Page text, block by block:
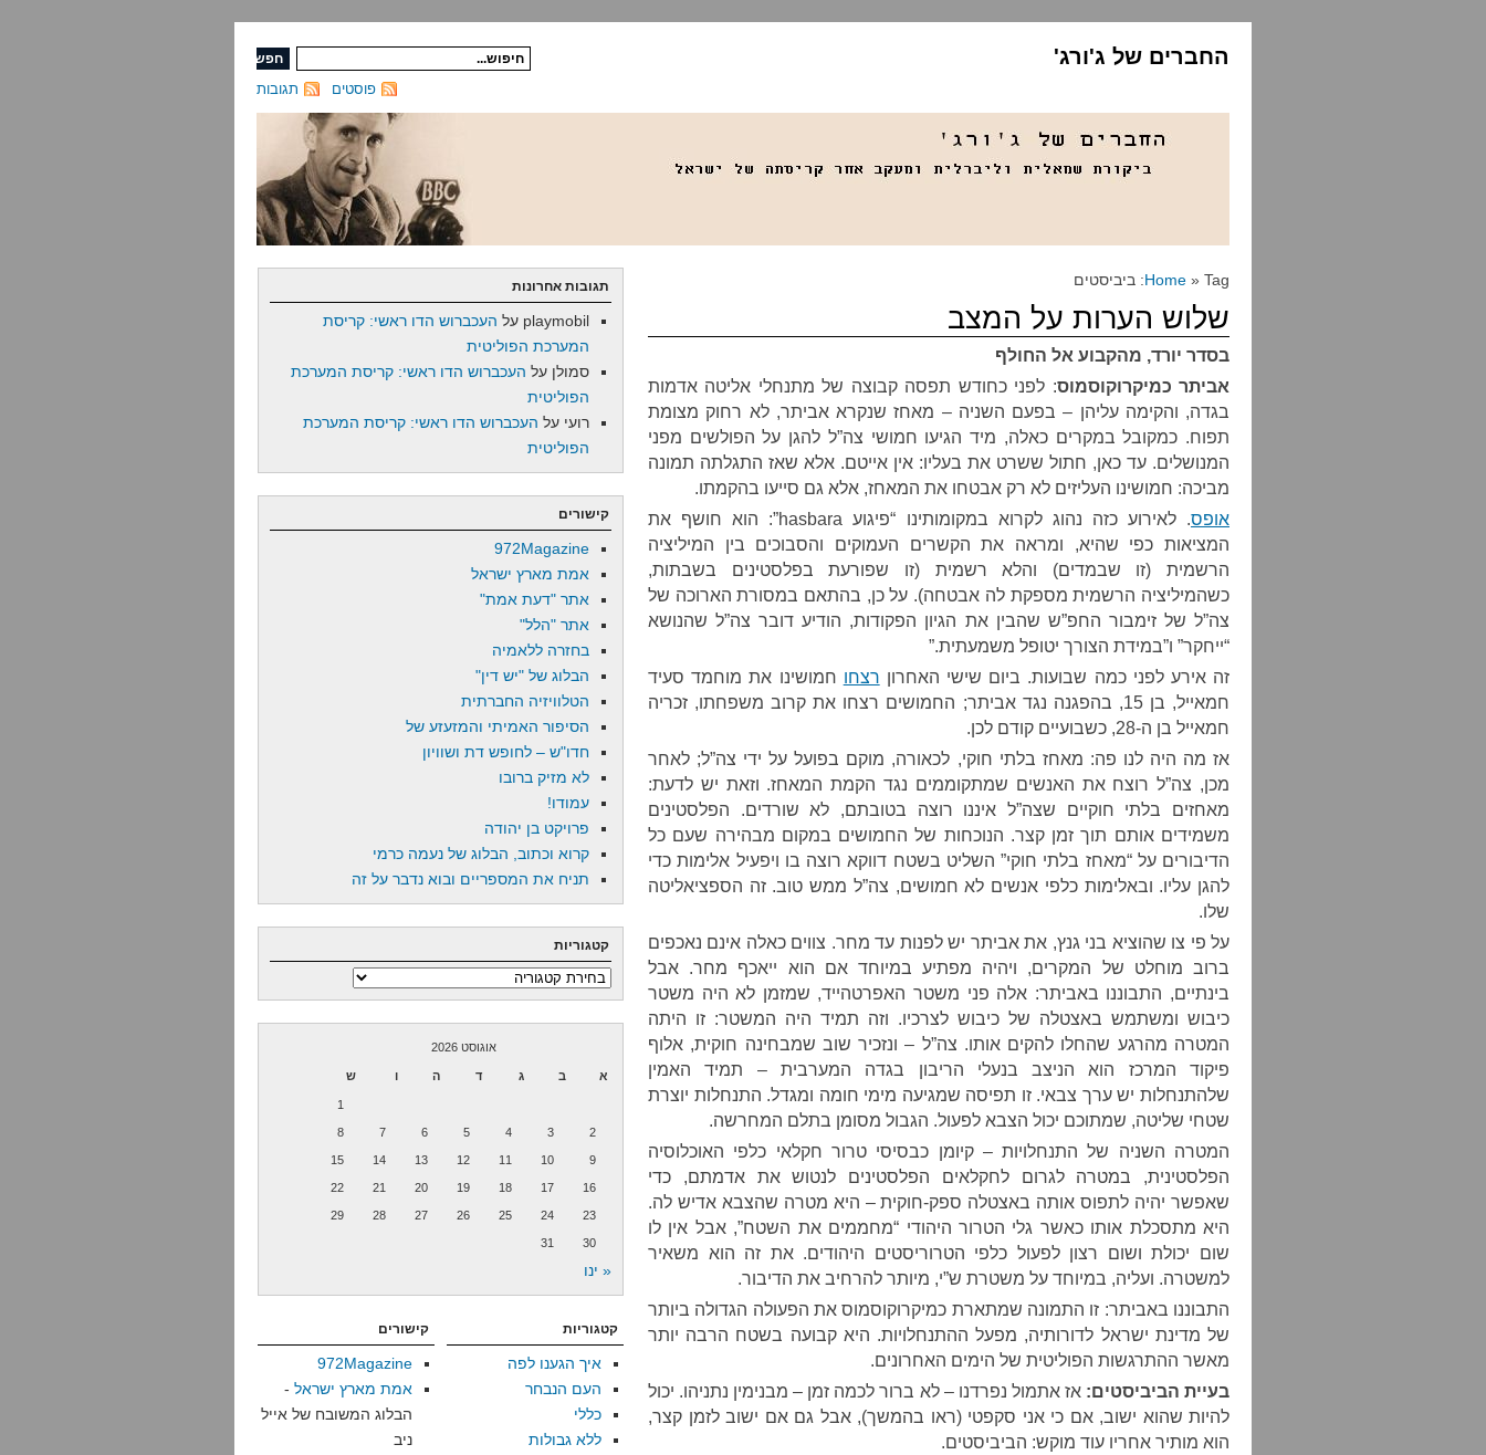
החברים של ג'ורג'
תגובות פוסטים
Home » Tag: ביביסטים
שלוש הערות על המצב
בסדר יורד, מהקבוע אל החולף
אביתר כמיקרוקוסמוס: לפני כחודש תפסה קבוצה של מתנחלי אליטה אדמות
בגדה, והקימה עליהן – בפעם השניה – מאחז שנקרא אביתר, לא רחוק מצומת
תפוח. כמקובל במקרים כאלה, מיד הגיעו חמושי צה”ל להגן על הפולשים מפני
המנושלים. עד כאן, חתול ששרט את בעליו: אין אייטם. אלא שאז התגלתה תמונה
מביכה: חמושינו העליזים לא רק אבטחו את המאחז, אלא גם סייעו בהקמתו.
אופס
. לאירוע כזה נהוג לקרוא במקומותינו “פיגוע hasbara”: הוא חושף את
המציאות כפי שהיא, ומראה את הקשרים העמוקים והסבוכים בין המיליציה
הרשמית (זו שבמדים) והלא רשמית (זו שפורעת בפלסטינים בשבתות,
כשהמיליציה הרשמית מספקת לה אבטחה). על כן, בהתאם במסורת הארוכה של
צה”ל של זימבור החפ”ש שהבין את הגיון הפקודות, הודיע דובר צה”ל שהנושא
“ייחקר” ו”במידת הצורך יטופל משמעתית.”
זה אירע לפני כמה שבועות. ביום שישי האחרון רצחו חמושינו את מוחמד סעיד
חמאייל, בן 15, בהפגנה נגד אביתר; החמושים רצחו את קרוב משפחתו, זכריה
חמאייל בן ה-28, כשבועיים קודם לכן.
אז מה היה לנו פה: מאחז בלתי חוקי, לכאורה, מוקם בפועל על ידי צה”ל; לאחר
מכן, צה”ל רוצח את האנשים שמתקוממים נגד הקמת המאחז. וזאת יש לדעת:
מאחזים בלתי חוקיים שצה”ל איננו רוצה בטובתם, לא שורדים. הפלסטינים
משמידים אותם תוך זמן קצר. הנוכחות של החמושים במקום מבהירה שעם כל
הדיבורים על “מאחז בלתי חוקי” השליט בשטח דווקא רוצה בו ויפעיל אלימות כדי
להגן עליו. ובאלימות כלפי אנשים לא חמושים, צה”ל ממש טוב. זה הספציאליטה
שלו.
על פי צו שהוציא בני גנץ, את אביתר יש לפנות עד מחר. צווים כאלה אינם נאכפים
ברוב מוחלט של המקרים, ויהיה מפתיע במיוחד אם הוא ייאכף מחר. אבל
בינתיים, התבוננו באביתר: אלה פני משטר האפרטהייד, שמזמן לא היה משטר
כיבוש ומשתמש באצטלה של כיבוש לצרכיו. וזה תמיד היה המשטר: זו היתה
המטרה מהרגע שהחלו להקים אותו. צה”ל – ונזכיר שוב שמבחינה חוקית, אלוף
פיקוד המרכז הוא הניצב בנעלי הריבון בגדה המערבית – תמיד האמין
שלהתנחלות יש ערך צבאי. זו תפיסה שמגיעה מימי חומה ומגדל. התנחלות יוצרת
שטחי שליטה, שמתוכם יכול הצבא לפעול. הגבול מסומן בתלם המחרשה.
המטרה השניה של התנחלויות – קיומן כבסיסי טרור חקלאי כלפי האוכלוסיה
הפלסטינית, במטרה לגרום לחקלאים הפלסטינים לנטוש את אדמתם, כדי
שאפשר יהיה לתפוס אותה באצטלה ספק-חוקית – היא מטרה שהצבא אדיש לה.
היא מתסכלת אותו כאשר גלי הטרור היהודי “מחממים את השטח”, אבל אין לו
שום יכולת ושום רצון לפעול כלפי הטרוריסטים היהודים. את זה הוא משאיר
למשטרה. ועליה, במיוחד על משטרת ש”י, מיותר להרחיב את הדיבור.
התבוננו באביתר: זו התמונה שמתארת כמיקרוקוסמוס את הפעולה הגדולה ביותר
של מדינת ישראל לדורותיה, מפעל ההתנחלויות. היא קבועה בשטח הרבה יותר
מאשר ההתרגשות הפוליטית של הימים האחרונים.
בעיית הביביסטים: אז אתמול נפרדנו – לא ברור לכמה זמן – מבנימין נתניהו. יכול
להיות שהוא ישוב, אם כי אני סקפטי (ראו בהמשך), אבל גם אם ישוב לזמן קצר,
הוא מותיר אחריו עוד מוקש: הביביסטים.
תגובות אחרונות
playmobil על העכברוש הדו ראשי: קריסת
המערכת הפוליטית
סמולן על העכברוש הדו ראשי: קריסת המערכת
הפוליטית
רועי על העכברוש הדו ראשי: קריסת המערכת
הפוליטית
קישורים
972Magazine
אמת מארץ ישראל
אתר "דעת אמת"
אתר "הלל"
בחזרה ללאמיה
הבלוג של "יש דין"
הטלוויזיה החברתית
הסיפור האמיתי והמזעזע של
חדו"ש – לחופש דת ושוויון
לא מזיק ברובו
עמודו!
פרויקט בן יהודה
קרוא וכתוב, הבלוג של נעמה כרמי
תניח את המספריים ובוא נדבר על זה
קטגוריות
קטגוריות
אוגוסט 2026
א ב ג ד ה ו ש
1
2
3
4
5
6
7
8
9
10
11
12
13
14
15
16
17
18
19
20
21
22
23
24
25
26
27
28
29
30
31
« ינו
קטגוריות
איך הגענו לפה
העם הנבחר
כללי
ללא גבולות
קישורים
972Magazine
אמת מארץ ישראל -
הבלוג המשובח של אייל
ניב